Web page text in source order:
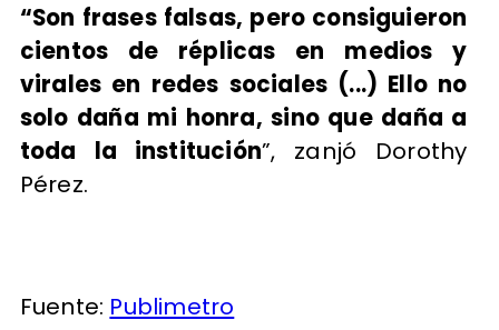
“Son frases falsas, pero consiguieron
cientos de réplicas en medios y
virales en redes sociales (...) Ello no
solo daña mi honra, sino que daña a
toda la institución”, zanjó Dorothy
Pérez.
Fuente: Publimetro